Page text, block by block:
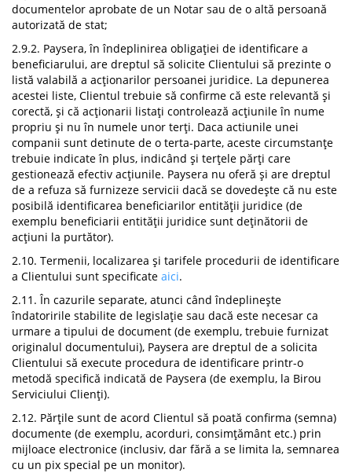
documentelor aprobate de un Notar sau de o altă persoană
autorizată de stat;
2.9.2. Paysera, în îndeplinirea obligației de identificare a
beneficiarului, are dreptul să solicite Clientului să prezinte o
listă valabilă a acționarilor persoanei juridice. La depunerea
acestei liste, Clientul trebuie să confirme că este relevantă și
corectă, și că acționarii listați controlează acțiunile în nume
propriu și nu în numele unor terți. Daca actiunile unei
companii sunt detinute de o terta-parte, aceste circumstanțe
trebuie indicate în plus, indicând și terțele părți care
gestionează efectiv acțiunile. Paysera nu oferă și are dreptul
de a refuza să furnizeze servicii dacă se dovedește că nu este
posibilă identificarea beneficiarilor entității juridice (de
exemplu beneficiarii entității juridice sunt deținătorii de
acțiuni la purtător).
2.10. Termenii, localizarea și tarifele procedurii de identificare
a Clientului sunt specificate aici.
2.11. În cazurile separate, atunci când îndeplinește
îndatoririle stabilite de legislație sau dacă este necesar ca
urmare a tipului de document (de exemplu, trebuie furnizat
originalul documentului), Paysera are dreptul de a solicita
Clientului să execute procedura de identificare printr-o
metodă specifică indicată de Paysera (de exemplu, la Birou
Serviciului Clienți).
2.12. Părțile sunt de acord Clientul să poată confirma (semna)
documente (de exemplu, acorduri, consimțământ etc.) prin
mijloace electronice (inclusiv, dar fără a se limita la, semnarea
cu un pix special pe un monitor).